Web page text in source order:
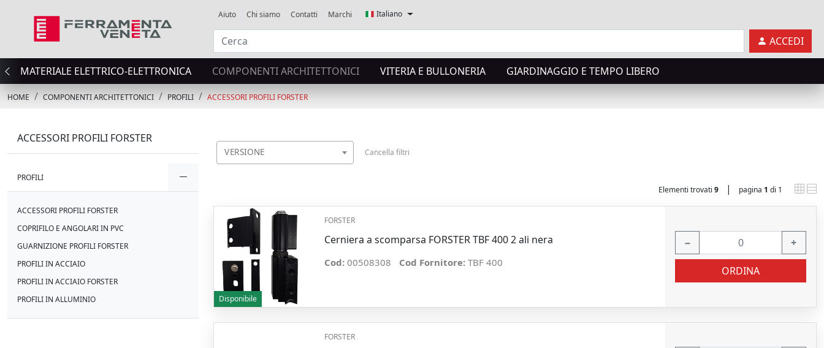
Aiuto Chi siamo Contatti Marchi Italiano
ACCEDI
MATERIALE ELETTRICO-ELETTRONICA COMPONENTI ARCHITETTONICI VITERIA E BULLONERIA GIARDINAGGIO E TEMPO LIBERO
HOME COMPONENTI ARCHITETTONICI PROFILI ACCESSORI PROFILI FORSTER
ACCESSORI PROFILI FORSTER
PROFILI
ACCESSORI PROFILI FORSTER
COPRIFILO E ANGOLARI IN PVC
GUARNIZIONE PROFILI FORSTER
PROFILI IN ACCIAIO
PROFILI IN ACCIAIO FORSTER
PROFILI IN ALLUMINIO
VERSIONE Cancella filtri
Elementi trovati 9 | pagina 1 di 1
Disponibile
FORSTER
Cerniera a scomparsa FORSTER TBF 400 2 ali nera
Cod: 00508308 Cod Fornitore: TBF 400
− +
ORDINA
FORSTER